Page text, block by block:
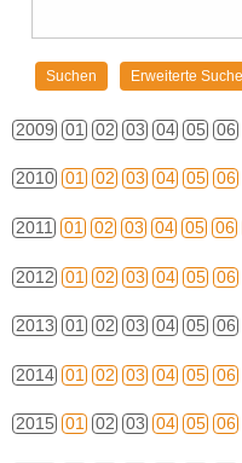
2009 01 02 03 04 05 06
2010 01 02 03 04 05 06
2011 01 02 03 04 05 06
2012 01 02 03 04 05 06
2013 01 02 03 04 05 06
2014 01 02 03 04 05 06
2015 01 02 03 04 05 06